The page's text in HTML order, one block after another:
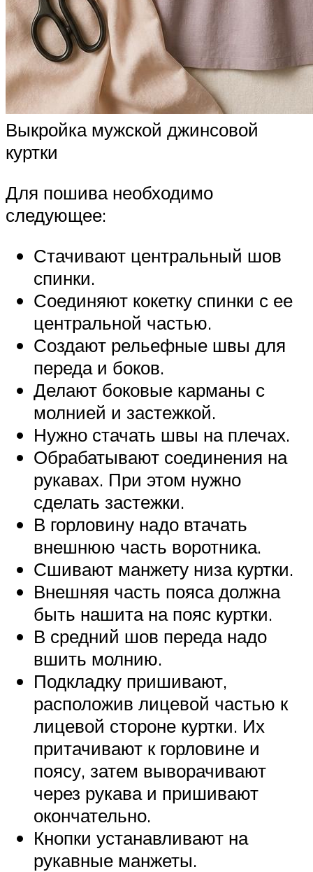
Выкройка мужской джинсовой
куртки
Для пошива необходимо
следующее:
Стачивают центральный шов
спинки.
Соединяют кокетку спинки с ее
центральной частью.
Создают рельефные швы для
переда и боков.
Делают боковые карманы с
молнией и застежкой.
Нужно стачать швы на плечах.
Обрабатывают соединения на
рукавах. При этом нужно
сделать застежки.
В горловину надо втачать
внешнюю часть воротника.
Сшивают манжету низа куртки.
Внешняя часть пояса должна
быть нашита на пояс куртки.
В средний шов переда надо
вшить молнию.
Подкладку пришивают,
расположив лицевой частью к
лицевой стороне куртки. Их
притачивают к горловине и
поясу, затем выворачивают
через рукава и пришивают
окончательно.
Кнопки устанавливают на
рукавные манжеты.